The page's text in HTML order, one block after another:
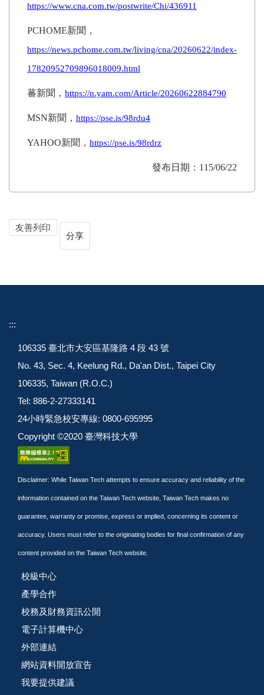
https://www.cna.com.tw/postwrite/Chi/436911
PCHOME新聞，
https://news.pchome.com.tw/living/cna/20260622/index-
17820952709896018009.html
蕃新聞， https://n.yam.com/Article/20260622884790
MSN新聞， https://pse.is/98rdu4
YAHOO新聞， https://pse.is/98rdrz
發布日期： 115/06/22
友善列印
分享
:::
106335 臺北市大安區基隆路 4 段 43 號
No. 43, Sec. 4, Keelung Rd., Da'an Dist., Taipei City
106335, Taiwan (R.O.C.)
Tel: 886-2-27333141
24小時緊急校安專線: 0800-695995
Copyright ©2020 臺灣科技大學
Disclaimer: While Taiwan Tech attempts to ensure accuracy and reliability of the
information contained on the Taiwan Tech website, Taiwan Tech makes no
guarantee, warranty or promise, express or implied, concerning its content or
accuracy. Users must refer to the originating bodies for final confirmation of any
content provided on the Taiwan Tech website.
校級中心
產學合作
校務及財務資訊公開
電子計算機中心
外部連結
網站資料開放宣告
我要提供建議